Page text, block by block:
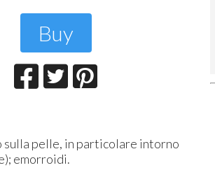
Buy
pelle, in particolare intorno
emorroidi.